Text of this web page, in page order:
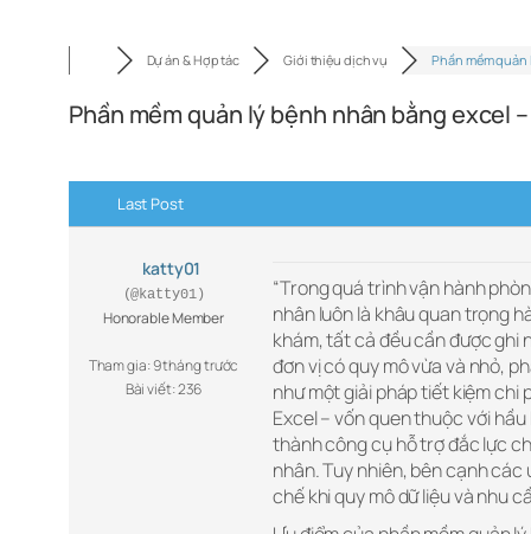
Dự án & Hợp tác Giới thiệu dịch vụ Phần mềm quản
Phần mềm quản lý bệnh nhân bằng excel
Last Post
katty01
(@katty01)
Honorable Member
Tham gia: 9 tháng trước
Bài viết: 236
“Trong quá trình vận hành
nhân luôn là khâu quan trọng
khám, tất cả đều cần được ghi
đơn vị có quy mô vừa và nhỏ,
như một giải pháp tiết kiệm chi
Excel – vốn quen thuộc với
thành công cụ hỗ trợ đắc lực
nhân. Tuy nhiên, bên cạnh
chế khi quy mô dữ liệu và nhu